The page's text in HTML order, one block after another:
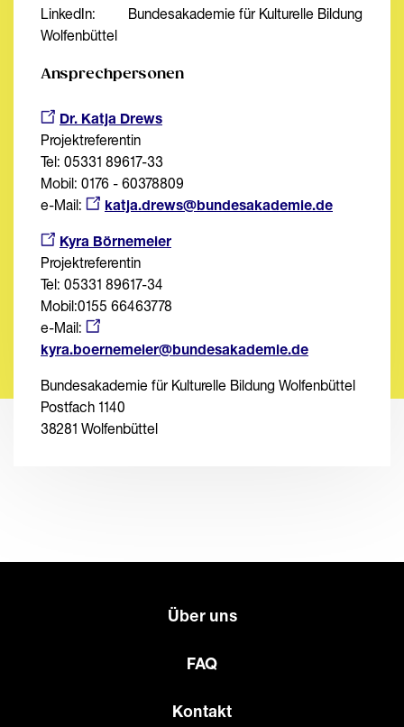
LinkedIn: Bundesakademie für Kulturelle Bildung
Wolfenbüttel
Ansprechpersonen
Dr. Katja Drews
Projektreferentin
Tel: 05331 89617-33
Mobil: 0176 - 60378809
e-Mail:
katja.drews@bundesakademie.de
Kyra Börnemeier
Projektreferentin
Tel: 05331 89617-34
Mobil:0155 66463778
e-Mail:
kyra.boernemeier@bundesakademie.de
Bundesakademie für Kulturelle Bildung Wolfenbüttel
Postfach 1140
38281 Wolfenbüttel
Über uns
FAQ
Kontakt